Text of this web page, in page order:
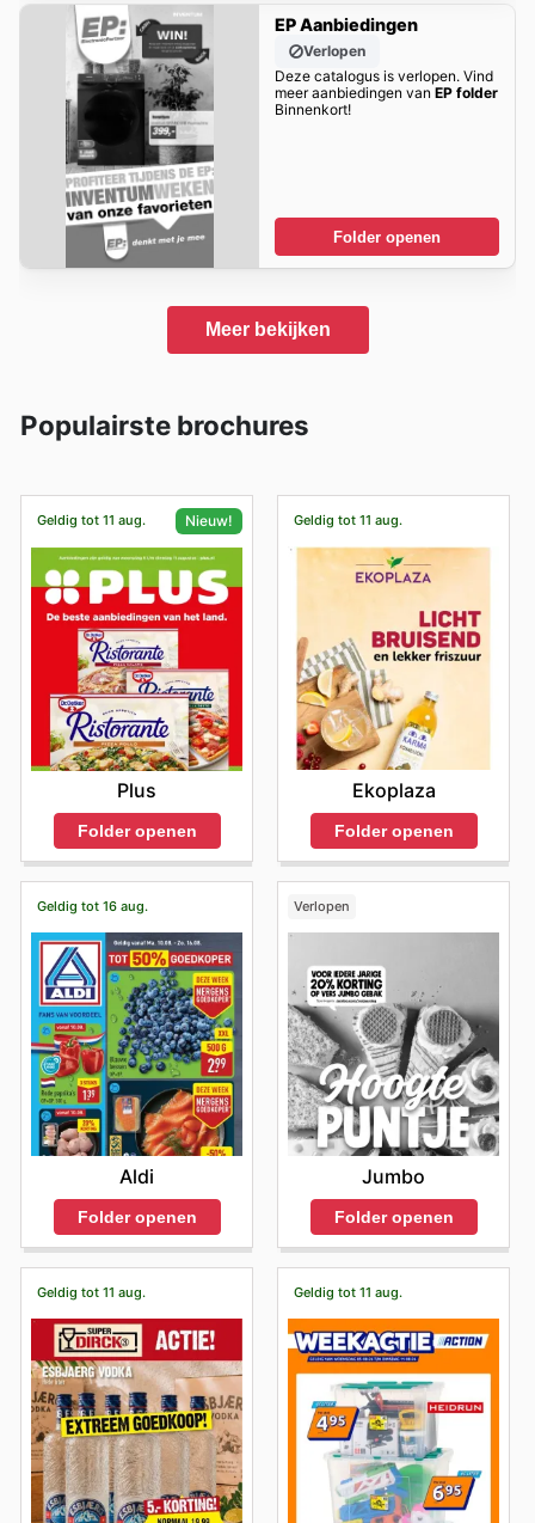
EP Aanbiedingen
Verlopen
Deze catalogus is verlopen. Vind
meer aanbiedingen van EP folder
Binnenkort!
Folder openen
Meer bekijken
Populairste brochures
Geldig tot 11 aug. Nieuw!
Plus
Folder openen
Geldig tot 11 aug.
Ekoplaza
Folder openen
Geldig tot 16 aug.
Aldi
Folder openen
Verlopen
Jumbo
Folder openen
Geldig tot 11 aug. Geldig tot 11 aug.